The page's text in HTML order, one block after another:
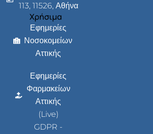
113, 11526, Αθήνα
Χρήσιμα
Εφημερίες
Νοσοκομείων
Αττικής
Εφημερίες
Φαρμακείων
Αττικής
(Live)
GDPR -